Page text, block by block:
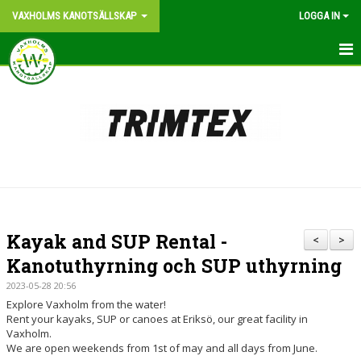
VAXHOLMS KANOTSÄLLSKAP LOGGA IN
START
NYHETER
VÅR HISTORIA
BILDGALLERI
>
<
Kayak and SUP Rental -
Kanotuthyrning och SUP uthyrning
2023-05-28 20:56
Explore Vaxholm from the water!
Rent your kayaks, SUP or canoes at Eriksö, our great facility in
Vaxholm.
We are open weekends from 1st of may and all days from June.